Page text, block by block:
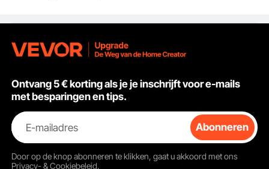
Koeler voor Camping,
Camper
Ontvang 5 € korting als je je inschrijft voor e-mails
met besparingen en tips.
E-mailadres Abonneren
Door op de knopabonneren te klikken, gaat u akkoord met ons
Privacy- & Cookiebeleid.